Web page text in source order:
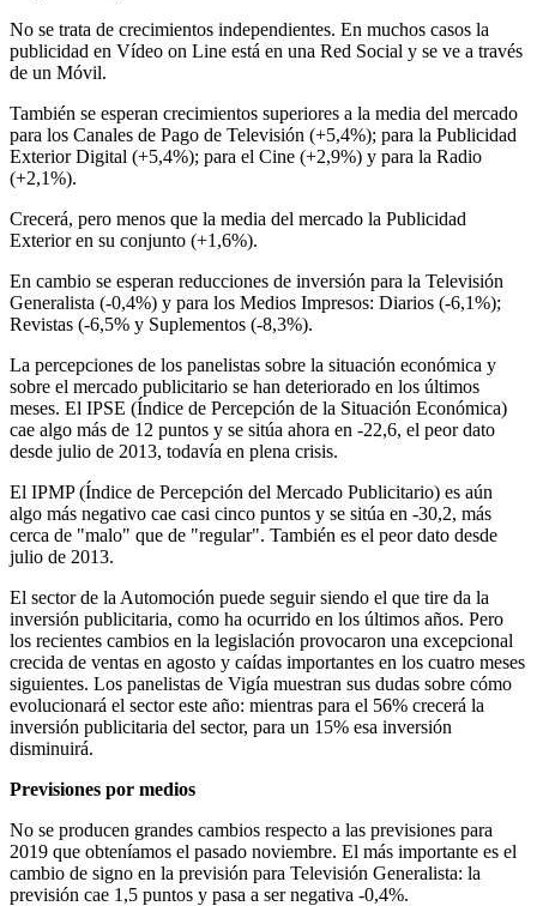
No se trata de crecimientos independientes. En muchos casos la
publicidad en Vídeo on Line está en una Red Social y se ve a través
de un Móvil.
También se esperan crecimientos superiores a la media del mercado
para los Canales de Pago de Televisión (+5,4%); para la Publicidad
Exterior Digital (+5,4%); para el Cine (+2,9%) y para la Radio
(+2,1%).
Crecerá, pero menos que la media del mercado la Publicidad
Exterior en su conjunto (+1,6%).
En cambio se esperan reducciones de inversión para la Televisión
Generalista (-0,4%) y para los Medios Impresos: Diarios (-6,1%);
Revistas (-6,5% y Suplementos (-8,3%).
La percepciones de los panelistas sobre la situación económica y
sobre el mercado publicitario se han deteriorado en los últimos
meses. El IPSE (Índice de Percepción de la Situación Económica)
cae algo más de 12 puntos y se sitúa ahora en -22,6, el peor dato
desde julio de 2013, todavía en plena crisis.
El IPMP (Índice de Percepción del Mercado Publicitario) es aún
algo más negativo cae casi cinco puntos y se sitúa en -30,2, más
cerca de "malo" que de "regular". También es el peor dato desde
julio de 2013.
El sector de la Automoción puede seguir siendo el que tire da la
inversión publicitaria, como ha ocurrido en los últimos años. Pero
los recientes cambios en la legislación provocaron una excepcional
crecida de ventas en agosto y caídas importantes en los cuatro meses
siguientes. Los panelistas de Vigía muestran sus dudas sobre cómo
evolucionará el sector este año: mientras para el 56% crecerá la
inversión publicitaria del sector, para un 15% esa inversión
disminuirá.
Previsiones por medios
No se producen grandes cambios respecto a las previsiones para
2019 que obteníamos el pasado noviembre. El más importante es el
cambio de signo en la previsión para Televisión Generalista: la
previsión cae 1,5 puntos y pasa a ser negativa -0,4%.